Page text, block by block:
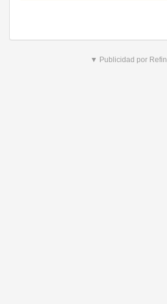
▼ Publicidad por